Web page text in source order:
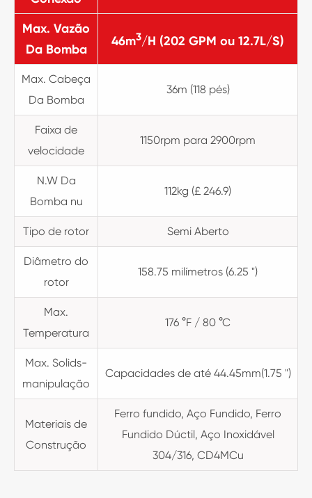
Max. Vazão
Da Bomba
46m3/H (202 GPM ou 12.7L/S)
Max. Cabeça
Da Bomba
36m (118 pés)
Faixa de
velocidade
1150rpm para 2900rpm
N.W Da
Bomba nu
112kg (£ 246.9)
Tipo de rotor Semi Aberto
Diâmetro do
rotor
158.75 milímetros (6.25 ")
Max.
Temperatura
176 °F / 80 °C
Max. Solids-
manipulação
Capacidades de até 44.45mm(1.75 ")
Materiais de
Construção
Ferro fundido, Aço Fundido, Ferro
Fundido Dúctil, Aço Inoxidável
304/316, CD4MCu